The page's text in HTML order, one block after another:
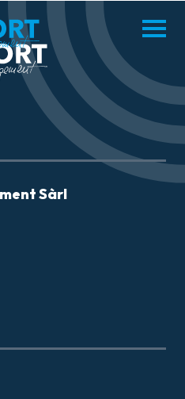
Menü
öffnen
Sàrl